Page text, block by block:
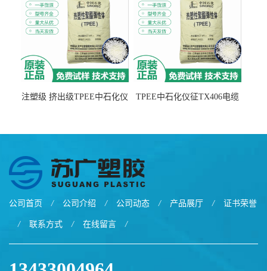
注塑级 挤出级TPEE中石化仪
TPEE中石化仪征TX406电缆
公司首页 / 公司介绍 / 公司动态 / 产品展厅 / 证书荣誉
/ 联系方式 / 在线留言 /